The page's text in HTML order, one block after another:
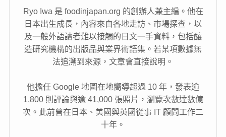
Ryo Iwa 是 foodinjapan.org 的創辦人兼主編。他在
日本出生成長，內容來自各地走訪、市場探查，以
及一般外語讀者難以接觸的日文一手資料，包括釀
造研究機構的出版品與業界術語集。若某項數據無
法追溯到來源，文章會直接說明。
他擔任 Google 地圖在地嚮導超過 10 年，發表逾
1,800 則評論與逾 41,000 張照片，瀏覽次數達數億
次。此前曾在日本、美國與英國從事 IT 顧問工作二
十年。